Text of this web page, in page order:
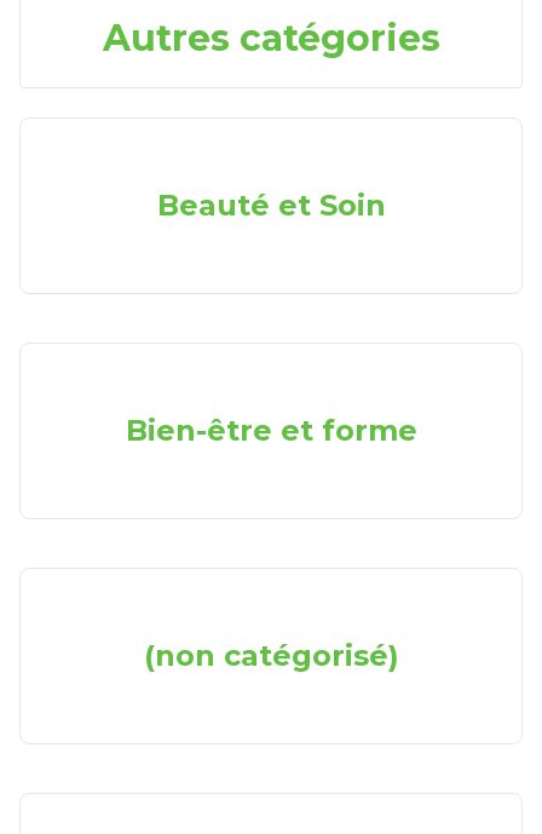
Autres catégories
Beauté et Soin
Bien-être et forme
(non catégorisé)